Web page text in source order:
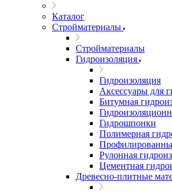
Каталог
Стройматериалы
Стройматериалы
Гидроизоляция
Гидроизоляция
Аксессуары для
Битумная
Гидрошпонки
Полимерная
Рулонная
Цементная
Древесно-плитные